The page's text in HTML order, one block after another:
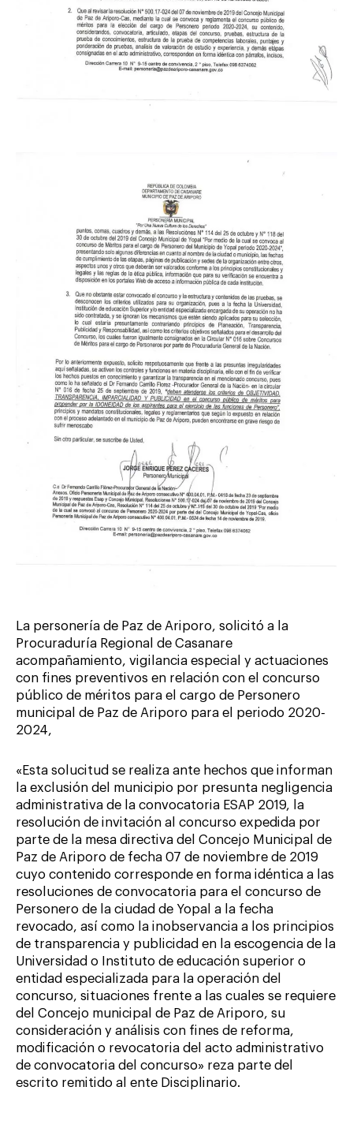
La personería de Paz de Ariporo, solicitó a la
Procuraduría Regional de Casanare
acompañamiento, vigilancia especial y actuaciones
con fines preventivos en relación con el concurso
público de méritos para el cargo de Personero
municipal de Paz de Ariporo para el periodo 2020-
2024,
«Esta solucitud se realiza ante hechos que informan
la exclusión del municipio por presunta negligencia
administrativa de la convocatoria ESAP 2019, la
resolución de invitación al concurso expedida por
parte de la mesa directiva del Concejo Municipal de
Paz de Ariporo de fecha 07 de noviembre de 2019
cuyo contenido corresponde en forma idéntica a las
resoluciones de convocatoria para el concurso de
Personero de la ciudad de Yopal a la fecha
revocado, así como la inobservancia a los principios
de transparencia y publicidad en la escogencia de la
Universidad o Instituto de educación superior o
entidad especializada para la operación del
concurso, situaciones frente a las cuales se requiere
del Concejo municipal de Paz de Ariporo, su
consideración y análisis con fines de reforma,
modificación o revocatoria del acto administrativo
de convocatoria del concurso» reza parte del
escrito remitido al ente Disciplinario.